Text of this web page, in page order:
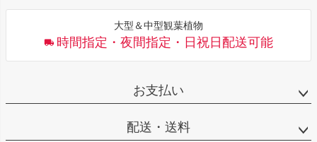
大型＆中型観葉植物
時間指定・夜間指定・日祝日配送可能
お支払い
配送・送料